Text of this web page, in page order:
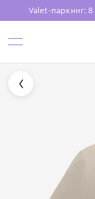
Valet-паркинг:
Установите